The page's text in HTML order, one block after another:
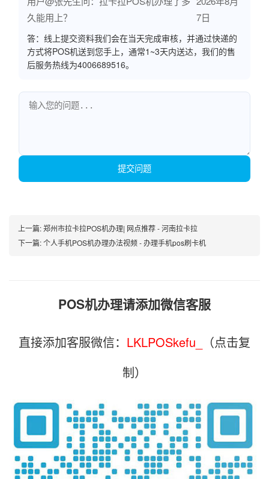
久能用上？
7日
答：线上提交资料我们会在当天完成审核，并通过快递的
方式将POS机送到您手上，通常1~3天内送达，我们的售
后服务热线为4006689516。
提交问题
上一篇:郑州市拉卡拉POS机办理| 网点推荐 - 河南拉卡拉
下一篇:个人手机POS机办理办法视频 - 办理手机pos刷卡机
POS机办理请添加微信客服
直接添加客服微信： LKLPOSkefu_
（点击复
制）